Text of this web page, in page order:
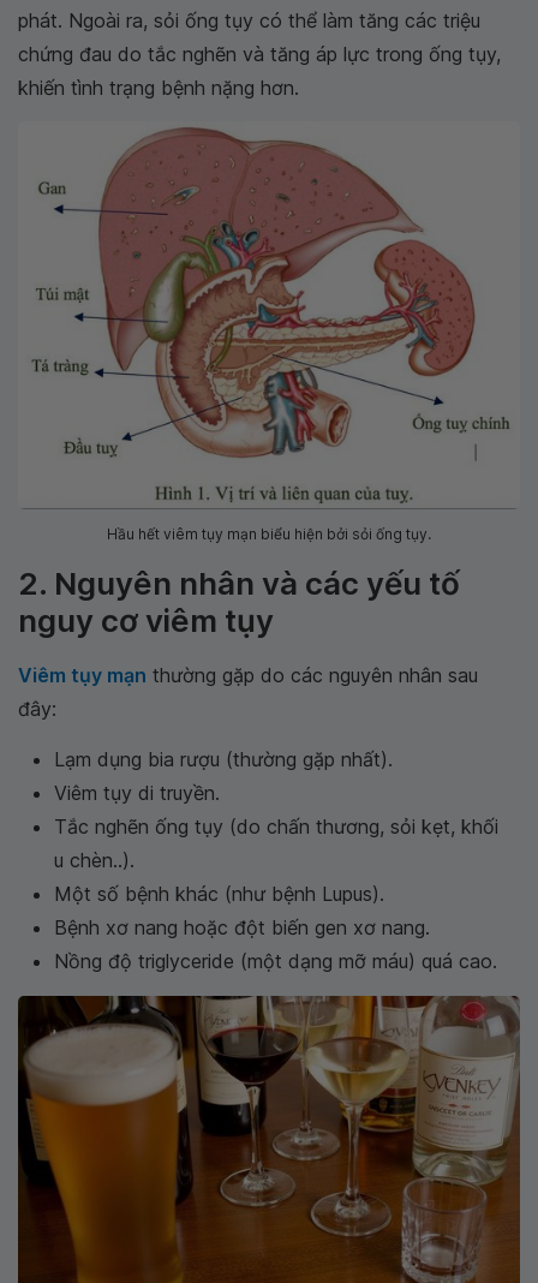
phát. Ngoài ra, sỏi ống tụy có thể làm tăng các triệu
chứng đau do tắc nghẽn và tăng áp lực trong ống tụy,
khiến tình trạng bệnh nặng hơn.
Hầu hết viêm tụy mạn biểu hiện bởi sỏi ống tụy.
2. Nguyên nhân và các yếu tố
nguy cơ viêm tụy
Viêm tụy mạn thường gặp do các nguyên nhân sau
đây:
Lạm dụng bia rượu (thường gặp nhất).
Viêm tụy di truyền.
Tắc nghẽn ống tụy (do chấn thương, sỏi kẹt, khối
u chèn..).
Một số bệnh khác (như bệnh Lupus).
Bệnh xơ nang hoặc đột biến gen xơ nang.
Nồng độ triglyceride (một dạng mỡ máu) quá cao.